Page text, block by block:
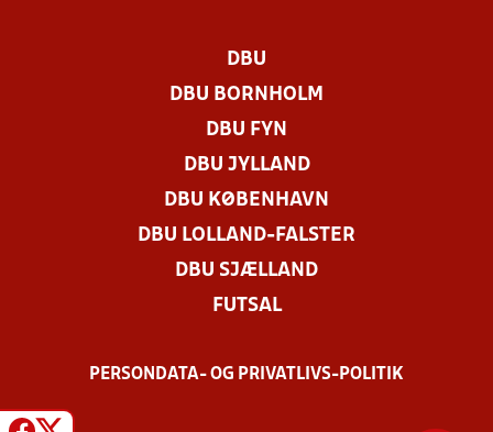
DBU
DBU BORNHOLM
DBU FYN
DBU JYLLAND
DBU KØBENHAVN
DBU LOLLAND-FALSTER
DBU SJÆLLAND
FUTSAL
PERSONDATA- OG PRIVATLIVS-POLITIK